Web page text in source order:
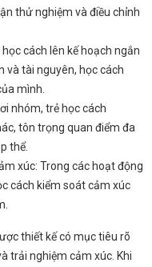
thử nghiệm và điều chỉnh
cách lên kế hoạch ngắn
và tài nguyên, học cách
mình.
nhóm, trẻ học cách
tôn trọng quan điểm đa
thể.
xúc: Trong các hoạt động
cách kiểm soát cảm xúc
thiết kế có mục tiêu rõ
trải nghiệm cảm xúc. Khi